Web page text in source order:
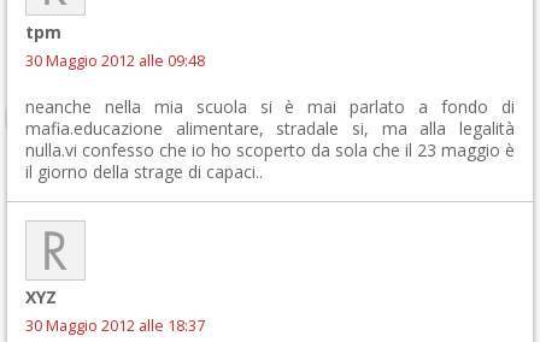
tpm
30 Maggio 2012 alle 09:48
neanche nella mia scuola si è mai parlato a fondo di
mafia.educazione alimentare, stradale si, ma alla legalità
nulla.vi confesso che io ho scoperto da sola che il 23 maggio è
il giorno della strage di capaci..
XYZ
30 Maggio 2012 alle 18:37